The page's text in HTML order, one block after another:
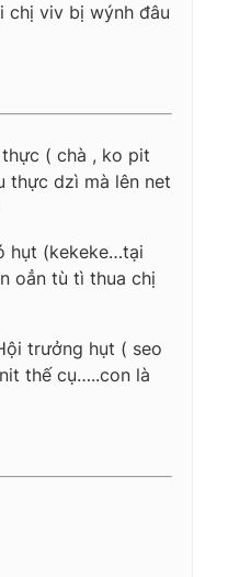
chị viv bị wýnh đâu
( chà , ko pit
thực dzì mà lên net
hụt (kekeke…tại
oẳn tù tì thua chị
trưởng hụt ( seo
thế cụ…..con là